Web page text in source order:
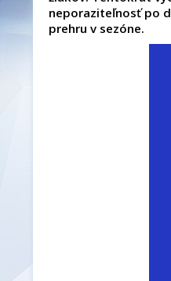
neporaziteľnosť po
prehru v sezóne.